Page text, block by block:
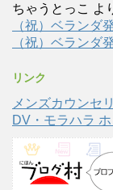
ちゃうとっこ よ
（祝）ベランダ
（祝）ベランダ
リンク
メンズカウンセ
DV・モラハラ